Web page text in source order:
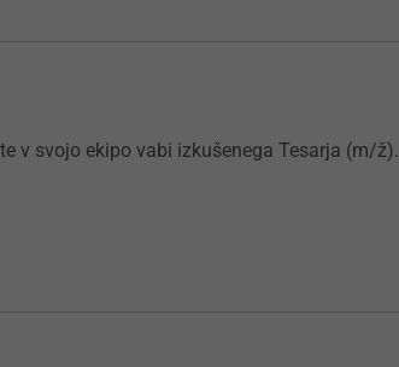
v svojo ekipo vabi izkušenega Tesarja (m/ž).